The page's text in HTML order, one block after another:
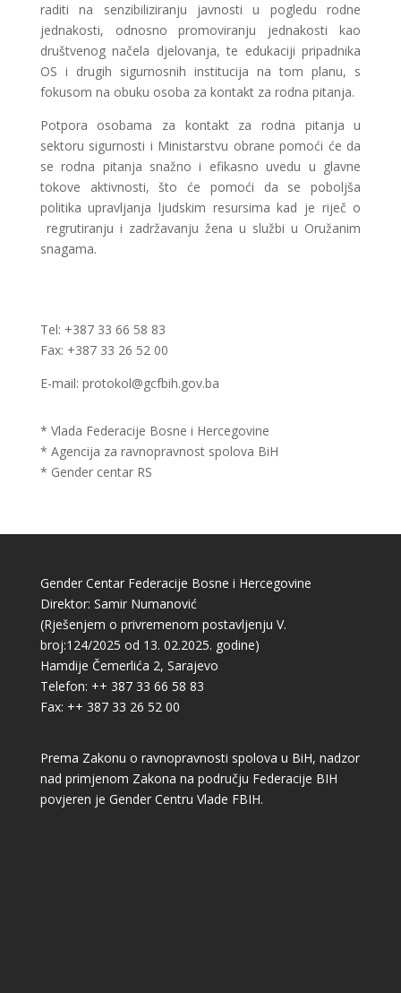
raditi na senzibiliziranju javnosti u pogledu rodne
jednakosti, odnosno promoviranju jednakosti kao
društvenog načela djelovanja, te edukaciji pripadnika
OS i drugih sigurnosnih institucija na tom planu, s
fokusom na obuku osoba za kontakt za rodna pitanja.
Potpora osobama za kontakt za rodna pitanja u
sektoru sigurnosti i Ministarstvu obrane pomoći će da
se rodna pitanja snažno i efikasno uvedu u glavne
tokove aktivnosti, što će pomoći da se poboljša
politika upravljanja ljudskim resursima kad je riječ o
regrutiranju i zadržavanju žena u službi u Oružanim
snagama.
Tel: +387 33 66 58 83
Fax: +387 33 26 52 00
E-mail: protokol@gcfbih.gov.ba
* Vlada Federacije Bosne i Hercegovine
* Agencija za ravnopravnost spolova BiH
* Gender centar RS
Gender Centar Federacije Bosne i Hercegovine
Direktor: Samir Numanović
(Rješenjem o privremenom postavljenju V.
broj:124/2025 od 13. 02.2025. godine)
Hamdije Čemerlića 2, Sarajevo
Telefon: ++ 387 33 66 58 83
Fax: ++ 387 33 26 52 00
Prema Zakonu o ravnopravnosti spolova u BiH, nadzor
nad primjenom Zakona na području Federacije BIH
povjeren je Gender Centru Vlade FBIH.